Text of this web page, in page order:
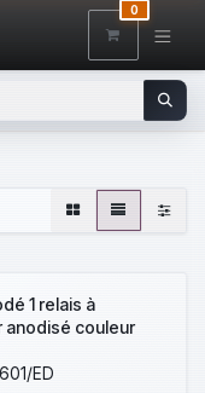
0
1 relais à
anodisé couleur
ED